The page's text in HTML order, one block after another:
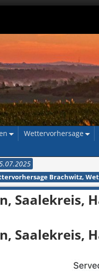
Wettervorhersage
Brachwitz,
Saalekreis,
Saalekreis,